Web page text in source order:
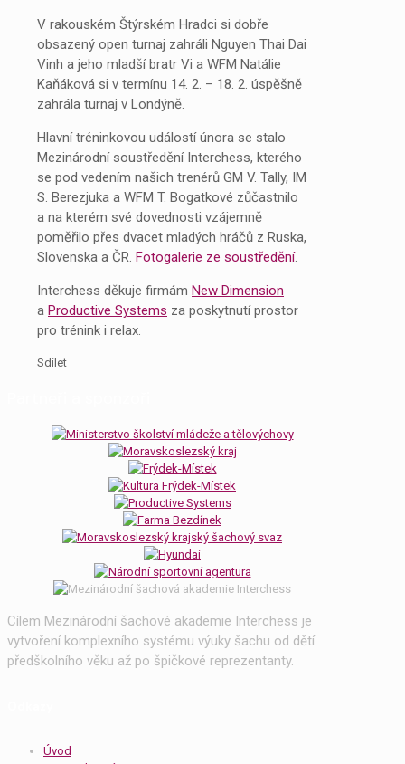
V rakouském Štýrském Hradci si dobře
obsazený open turnaj zahráli Nguyen Thai Dai
Vinh a jeho mladší bratr Vi a WFM Natálie
Kaňáková si v termínu 14. 2. – 18. 2. úspěšně
zahrála turnaj v Londýně.
Hlavní tréninkovou událostí února se stalo
Mezinárodní soustředění Interchess, kterého
se pod vedením našich trenérů GM V. Tally, IM
S. Berezjuka a WFM T. Bogatkové zůčastnilo
a na kterém své dovednosti vzájemně
poměřilo přes dvacet mladých hráčů z Ruska,
Slovenska a ČR. Fotogalerie ze soustředění.
Interchess děkuje firmám New Dimension
a Productive Systems za poskytnutí prostor
pro trénink i relax.
Sdílet
Cílem Mezinárodní šachové akademie Interchess je
vytvoření komplexního systému výuky šachu od dětí
předškolního věku až po špičkové reprezentanty.
Úvod